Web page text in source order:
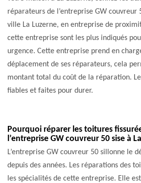
réparateurs de l’entreprise GW couvreur
ville La Luzerne, en entreprise de
cette entreprise sont les plus indiqués
urgence. Cette entreprise prend en
déplacement de ses réparateurs, cela
montant total du coût de la réparation.
fiables et faites pour durer.
Pourquoi réparer les toitures
l’entreprise GW couvreur 50 sise à
L’entreprise GW couvreur 50 sillonne le
depuis des années. Les réparations des
les spécialités de cette entreprise. Elle